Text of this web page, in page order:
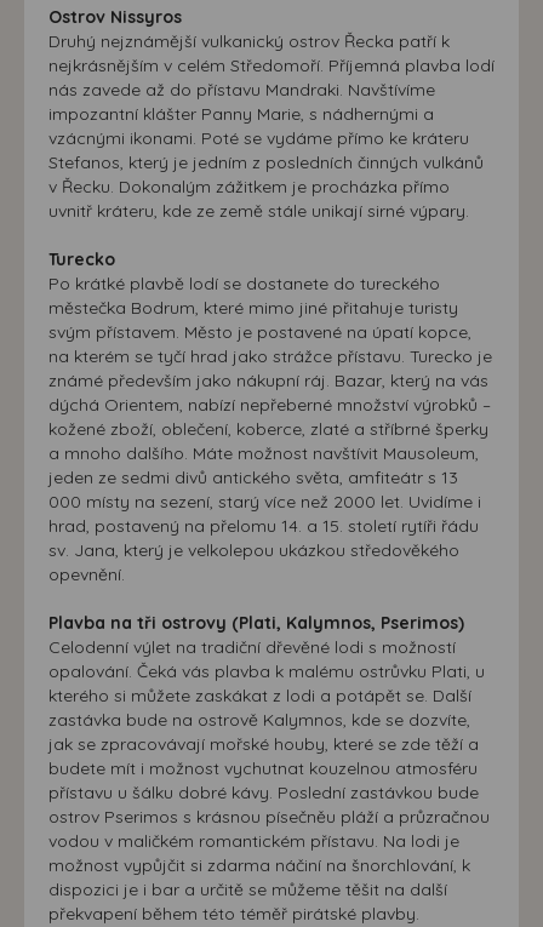
Ostrov Nissyros
Druhý nejznámější vulkanický ostrov Řecka patří k
nejkrásnějším v celém Středomoří. Příjemná plavba lodí
nás zavede až do přístavu Mandraki. Navštívíme
impozantní klášter Panny Marie, s nádhernými a
vzácnými ikonami. Poté se vydáme přímo ke kráteru
Stefanos, který je jedním z posledních činných vulkánů
v Řecku. Dokonalým zážitkem je procházka přímo
uvnitř kráteru, kde ze země stále unikají sirné výpary.
Turecko
Po krátké plavbě lodí se dostanete do tureckého
městečka Bodrum, které mimo jiné přitahuje turisty
svým přístavem. Město je postavené na úpatí kopce,
na kterém se tyčí hrad jako strážce přístavu. Turecko je
známé především jako nákupní ráj. Bazar, který na vás
dýchá Orientem, nabízí nepřeberné množství výrobků –
kožené zboží, oblečení, koberce, zlaté a stříbrné šperky
a mnoho dalšího. Máte možnost navštívit Mausoleum,
jeden ze sedmi divů antického světa, amfiteátr s 13
000 místy na sezení, starý více než 2000 let. Uvidíme i
hrad, postavený na přelomu 14. a 15. století rytíři řádu
sv. Jana, který je velkolepou ukázkou středověkého
opevnění.
Plavba na tři ostrovy (Plati, Kalymnos, Pserimos)
Celodenní výlet na tradiční dřevěné lodi s možností
opalování. Čeká vás plavba k malému ostrůvku Plati, u
kterého si můžete zaskákat z lodi a potápět se. Další
zastávka bude na ostrově Kalymnos, kde se dozvíte,
jak se zpracovávají mořské houby, které se zde těží a
budete mít i možnost vychutnat kouzelnou atmosféru
přístavu u šálku dobré kávy. Poslední zastávkou bude
ostrov Pserimos s krásnou písečněu pláží a průzračnou
vodou v maličkém romantickém přístavu. Na lodi je
možnost vypůjčit si zdarma náčiní na šnorchlování, k
dispozici je i bar a určitě se můžeme těšit na další
překvapení během této téměř pirátské plavby.